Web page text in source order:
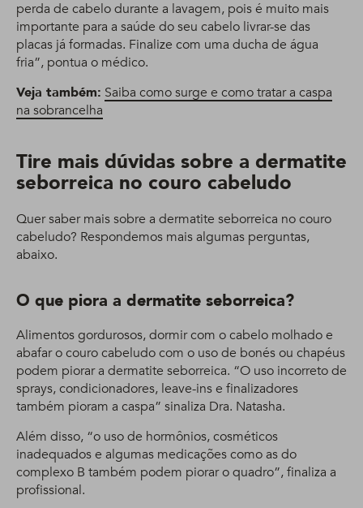
perda de cabelo durante a lavagem, pois é muito mais
importante para a saúde do seu cabelo livrar-se das
placas já formadas. Finalize com uma ducha de água
fria”, pontua o médico.
Veja também: Saiba como surge e como tratar a caspa
na sobrancelha
Tire mais dúvidas sobre a dermatite
seborreica no couro cabeludo
Quer saber mais sobre a dermatite seborreica no couro
cabeludo? Respondemos mais algumas perguntas,
abaixo.
O que piora a dermatite seborreica?
Alimentos gordurosos, dormir com o cabelo molhado e
abafar o couro cabeludo com o uso de bonés ou chapéus
podem piorar a dermatite seborreica. “O uso incorreto de
sprays, condicionadores, leave-ins e finalizadores
também pioram a caspa” sinaliza Dra. Natasha.
Além disso, “o uso de hormônios, cosméticos
inadequados e algumas medicações como as do
complexo B também podem piorar o quadro”, finaliza a
profissional.